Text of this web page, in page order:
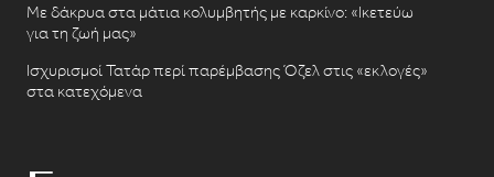
Με δάκρυα στα μάτια κολυμβητής με καρκίνο: «Ικετεύω
για τη ζωή μας»
Ισχυρισμοί Τατάρ περί παρέμβασης Όζελ στις «εκλογές»
στα κατεχόμενα